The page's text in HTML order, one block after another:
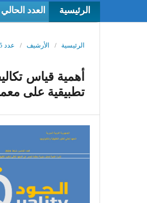
الرئيسية العدد الحالي
الرئيسية / الأرشيف / عدد 5 (2024)
تطبيقية على